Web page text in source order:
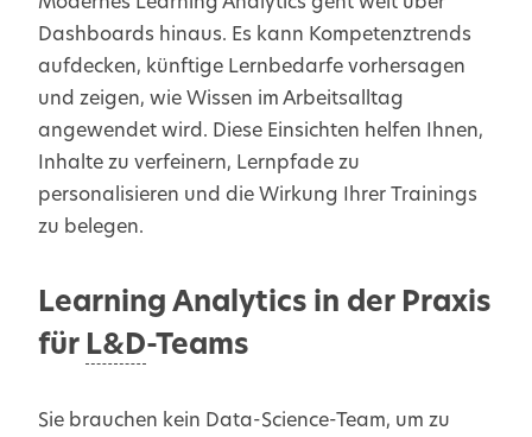
Dashboards hinaus. Es kann Kompetenztrends
aufdecken, künftige Lernbedarfe vorhersagen
und zeigen, wie Wissen im Arbeitsalltag
angewendet wird. Diese Einsichten helfen Ihnen,
Inhalte zu verfeinern, Lernpfade zu
personalisieren und die Wirkung Ihrer Trainings
zu belegen.
Learning Analytics in der Praxis
für L&D-Teams
Sie brauchen kein Data-Science-Team, um zu